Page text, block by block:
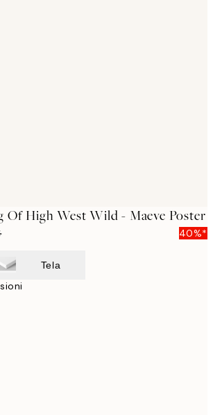
Of High West Wild - Maeve Poster
40%*
Tela